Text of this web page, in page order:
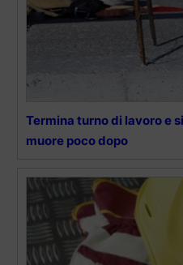
Termina turno di lavoro e
muore poco dopo